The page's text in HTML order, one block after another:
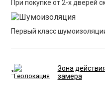
При покупке от 2-х дверей
Первый класс
*
Зона
замера